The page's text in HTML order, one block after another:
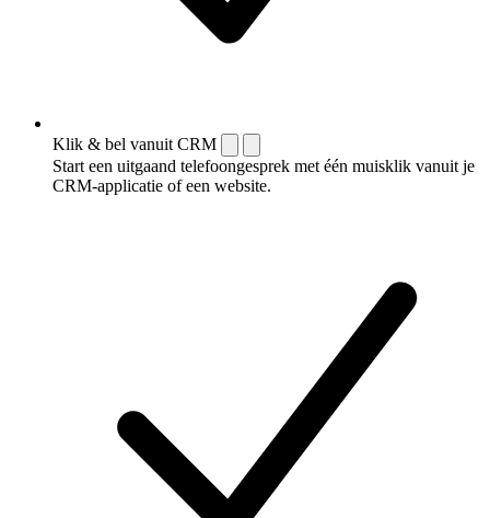
Klik & bel vanuit CRM
Start een uitgaand telefoongesprek met één muisklik vanuit je
CRM-applicatie of een website.